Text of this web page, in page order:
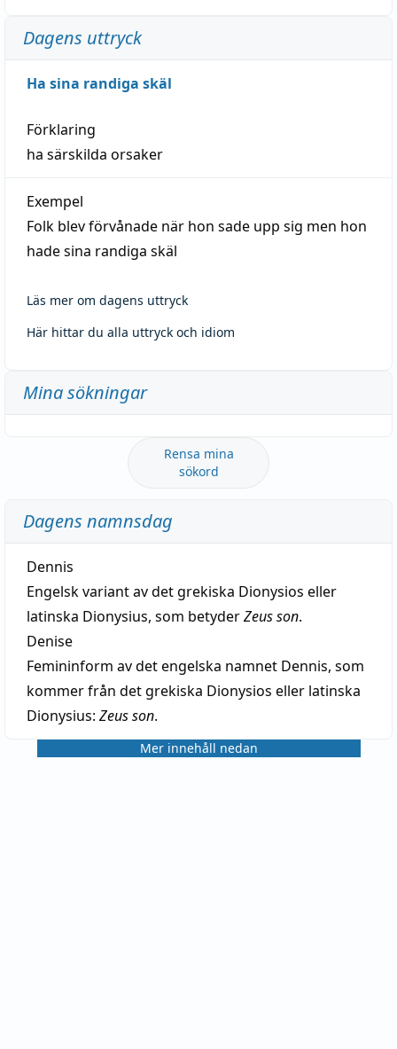
Dagens uttryck
Ha sina randiga skäl
Förklaring
ha särskilda orsaker
Exempel
Folk blev förvånade när hon sade upp sig men hon
hade sina randiga skäl
Läs mer om dagens uttryck
Här hittar du alla uttryck och idiom
Mina sökningar
Rensa mina
sökord
Dagens namnsdag
Dennis
Engelsk variant av det grekiska Dionysios eller
latinska Dionysius, som betyderZeus son.
Denise
Femininform av det engelska namnet Dennis, som
kommer från det grekiska Dionysios eller latinska
Dionysius: Zeus son.
Mer innehåll nedan